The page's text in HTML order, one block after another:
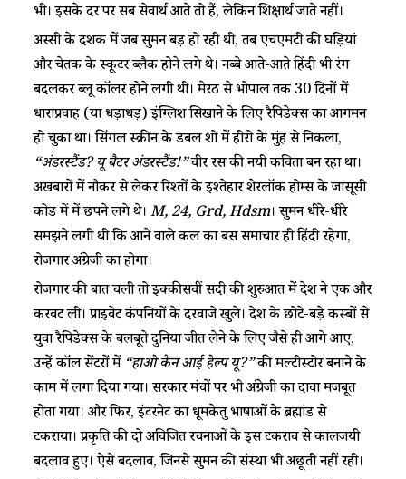
भी। इसके दर पर सब सेवार्थ आते तो हैं, लेकिन शिक्षार्थ जाते नहीं।
अस्सी के दशक में जब सुमन बड़ी हो रही थी, तब एचएमटी की घड़ियां
और चेतक के स्कूटर ब्लैक होने लगे थे। नब्बे आते-आते हिंदी भी रंग
बदलकर ब्लू कॉलर होने लगी थी। मेरठ से भोपाल तक 30 दिनों में
धाराप्रवाह (या धड़ाधड़) इंग्लिश सिखाने के लिए रैपिडेक्स का आगमन
हो चुका था। सिंगल स्क्रीन के डबल शो में हीरो के मुंह से निकला,
“अंडरस्टैंड? यू बैटर अंडरस्टैंड!”वीर रस की नयी कविता बन रहा था।
अखबारों में नौकरी से लेकर रिश्तों के इश्तेहार शेरलॉक होम्स के जासूसी
कोड में में छपने लगे थे।M, 24, Grd, Hdsm। सुमन धीरे-धीरे
समझने लगी थी कि आने वाले कल का बस समाचार ही हिंदी रहेगा,
रोजगार अंग्रेजी का होगा।
रोजगार की बात चली तो इक्कीसवीं सदी की शुरुआत में देश ने एक और
करवट ली। प्राइवेट कंपनियों के दरवाजे खुले। देश के छोटे-बड़े कस्बों से
युवा रैपिडेक्स के बलबूते दुनिया जीत लेने के लिए जैसे ही आगे आए,
उन्हें कॉल सेंटरों में “हाओ कैन आई हेल्प यू?”की मल्टीस्टोरी बनाने के
काम में लगा दिया गया। सरकारी मंचों पर भी अंग्रेजी का दावा मजबूत
होता गया। और फिर, इंटरनेट का धूमकेतु भाषाओं के ब्रह्मांड से
टकराया। प्रकृति की दो अविजित रचनाओं के इस टकराव से कालजयी
बदलाव हुए। ऐसे बदलाव, जिनसे सुमन की संस्था भी अछूती नहीं रही।